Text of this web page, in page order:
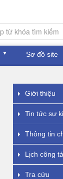
Sơ đồ site
Giới thiệu
Tin tức sự
Thông tin
Lịch công
Tra cứu